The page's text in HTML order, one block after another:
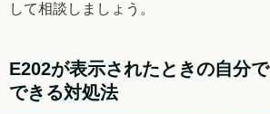
して相談しましょう。
E202が表示されたときの自分で
できる対処法